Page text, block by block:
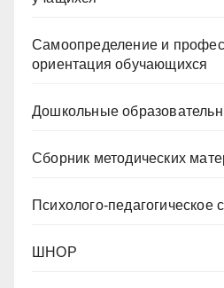
Самоопределение и
ориентация обучающихся
Дошкольные
Сборник методических
Психолого-педагогическое
ШНОР